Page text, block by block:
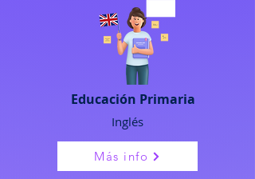
Educación Primaria
Inglés
Más info